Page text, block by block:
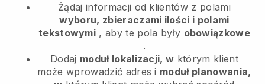
Żądaj informacji od klientów z polami
wyboru, zbieraczami ilości i polami
tekstowymi , aby te pola były obowiązkowe
.
Dodaj moduł lokalizacji, w którym klient
może wprowadzić adres i moduł planowania,